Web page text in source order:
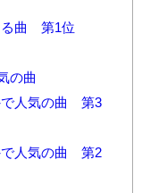
る曲 第1位
の曲
で人気の曲 第3
で人気の曲 第2